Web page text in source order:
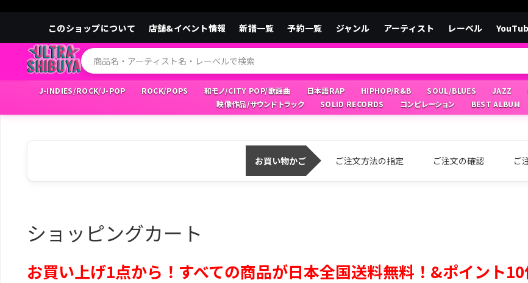
このショップについて 店舗&イベント情報 新譜一覧 予約一覧 ジャンル アーティスト レーベル
J-INDIES/ROCK/J-POP ROCK/POPS 和モノ/CITY POP/歌謡曲 日本語RAP HIPHOP/R&B SOUL/BLUES JAZZ
映像作品/サウンドトラック
SOLID RECORDS コンピレーション BEST ALBUM
お買い物かご ご注文方法の指定 ご注文の確認 ご
ショッピングカート
お買い上げ1点から！すべての商品が日本全国送料無料！&ポイント